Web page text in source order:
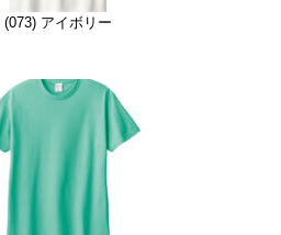
(073) アイボリー